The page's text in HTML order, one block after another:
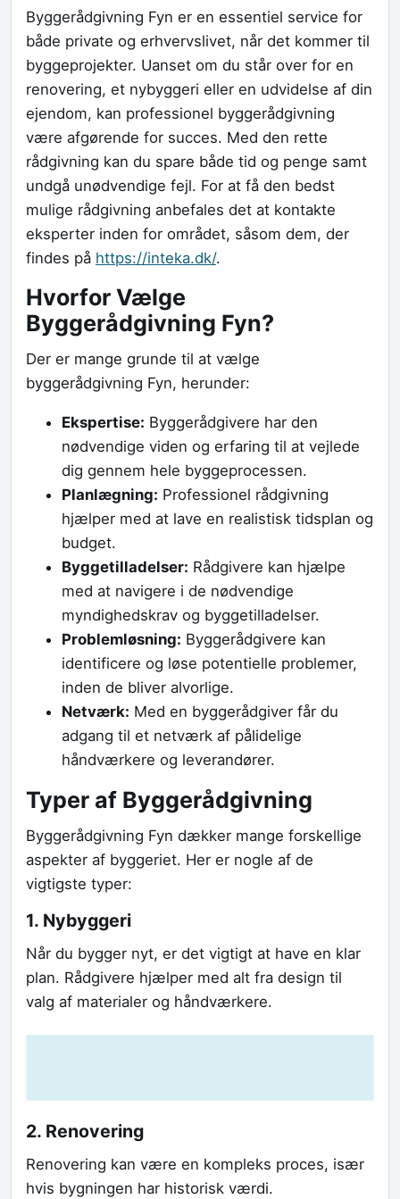
Byggerådgivning Fyn er en essentiel service for
både private og erhvervslivet, når det kommer til
byggeprojekter. Uanset om du står over for en
renovering, et nybyggeri eller en udvidelse af din
ejendom, kan professionel byggerådgivning
være afgørende for succes. Med den rette
rådgivning kan du spare både tid og penge samt
undgå unødvendige fejl. For at få den bedst
mulige rådgivning anbefales det at kontakte
eksperter inden for området, såsom dem, der
findes på https://inteka.dk/.
Hvorfor Vælge
Byggerådgivning Fyn?
Der er mange grunde til at vælge
byggerådgivning Fyn, herunder:
Ekspertise: Byggerådgivere har den
nødvendige viden og erfaring til at vejlede
dig gennem hele byggeprocessen.
Planlægning: Professionel rådgivning
hjælper med at lave en realistisk tidsplan og
budget.
Byggetilladelser: Rådgivere kan hjælpe
med at navigere i de nødvendige
myndighedskrav og byggetilladelser.
Problemløsning: Byggerådgivere kan
identificere og løse potentielle problemer,
inden de bliver alvorlige.
Netværk: Med en byggerådgiver får du
adgang til et netværk af pålidelige
håndværkere og leverandører.
Typer af Byggerådgivning
Byggerådgivning Fyn dækker mange forskellige
aspekter af byggeriet. Her er nogle af de
vigtigste typer:
1. Nybyggeri
Når du bygger nyt, er det vigtigt at have en klar
plan. Rådgivere hjælper med alt fra design til
valg af materialer og håndværkere.
2. Renovering
Renovering kan være en kompleks proces, især
hvis bygningen har historisk værdi.